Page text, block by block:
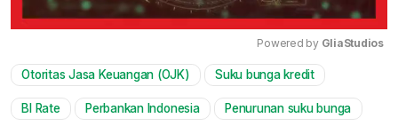
Mute
Powered by GliaStudios
Otoritas Jasa Keuangan (OJK) Suku bunga kredit
BI Rate Perbankan Indonesia Penurunan suku bunga